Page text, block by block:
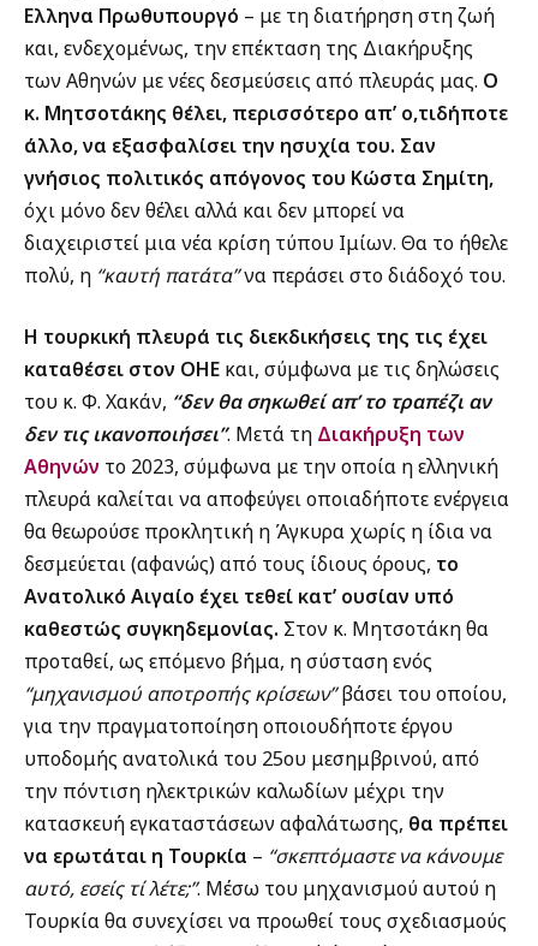
Ελληνα Πρωθυπουργό – με τη διατήρηση στη ζωή
και, ενδεχομένως, την επέκταση της Διακήρυξης
των Αθηνών με νέες δεσμεύσεις από πλευράς μας. Ο
κ. Μητσοτάκης θέλει, περισσότερο απ’ ο,τιδήποτε
άλλο, να εξασφαλίσει την ησυχία του. Σαν
γνήσιος πολιτικός απόγονος του Κώστα Σημίτη,
όχι μόνο δεν θέλει αλλά και δεν μπορεί να
διαχειριστεί μια νέα κρίση τύπου Ιμίων. Θα το ήθελε
πολύ, η “καυτή πατάτα”να περάσει στο διάδοχό του.
Η τουρκική πλευρά τις διεκδικήσεις της τις έχει
καταθέσει στον ΟΗΕ και, σύμφωνα με τις δηλώσεις
του κ. Φ. Χακάν, “δεν θα σηκωθεί απ’ το τραπέζι αν
δεν τις ικανοποιήσει”. Μετά τη Διακήρυξη των
Αθηνών το 2023, σύμφωνα με την οποία η ελληνική
πλευρά καλείται να αποφεύγει οποιαδήποτε ενέργεια
θα θεωρούσε προκλητική η Άγκυρα χωρίς η ίδια να
δεσμεύεται (αφανώς) από τους ίδιους όρους, το
Ανατολικό Αιγαίο έχει τεθεί κατ’ ουσίαν υπό
καθεστώς συγκηδεμονίας. Στον κ. Μητσοτάκη θα
προταθεί, ως επόμενο βήμα, η σύσταση ενός
“μηχανισμού αποτροπής κρίσεων”βάσει του οποίου,
για την πραγματοποίηση οποιουδήποτε έργου
υποδομής ανατολικά του 25ου μεσημβρινού, από
την πόντιση ηλεκτρικών καλωδίων μέχρι την
κατασκευή εγκαταστάσεων αφαλάτωσης, θα πρέπει
να ερωτάται η Τουρκία – “σκεπτόμαστε να κάνουμε
αυτό, εσείς τί λέτε;”. Μέσω του μηχανισμού αυτού η
Τουρκία θα συνεχίσει να προωθεί τους σχεδιασμούς